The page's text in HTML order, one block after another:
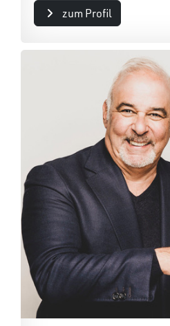
zum Profil